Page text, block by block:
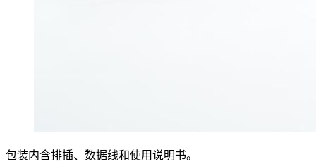
包装内含排插、数据线和使用说明书。